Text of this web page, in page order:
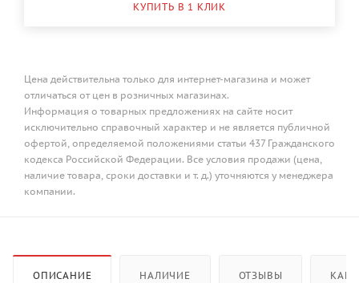
КУПИТЬ В 1 КЛИК
Цена действительна только для интернет-магазина и может
отличаться от цен в розничных магазинах.
Информация о товарных предложениях на сайте носит
исключительно справочный характер и не является публичной
офертой, определяемой положениями статьи 437 Гражданского
кодекса Российской Федерации. Все условия продажи (цена,
наличие товара, сроки доставки и т. д.) уточняются у менеджера
компании.
ОПИСАНИЕ НАЛИЧИЕ ОТЗЫВЫ КАК